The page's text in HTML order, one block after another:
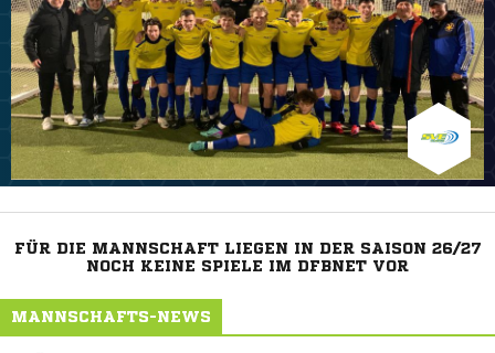
FÜR DIE MANNSCHAFT LIEGEN IN DER SAISON 26/27
NOCH KEINE SPIELE IM DFBNET VOR
MANNSCHAFTS-NEWS